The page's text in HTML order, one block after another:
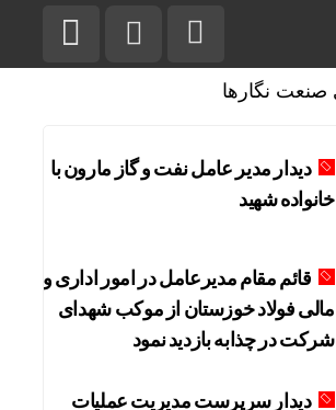
دیدار مدیر عامل نفت و گاز مارون با
خانواده شهید
قائم مقام مدیرعامل در امور اداری و
مالی فولاد خوزستان از موکب شهدای
شرکت در چذابه بازدید نمود
دیدار سرپرست مدیریت عملیات